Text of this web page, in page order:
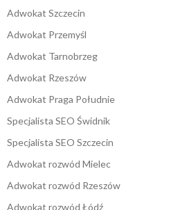
Adwokat Szczecin
Adwokat Przemyśl
Adwokat Tarnobrzeg
Adwokat Rzeszów
Adwokat Praga Południe
Specjalista SEO Świdnik
Specjalista SEO Szczecin
Adwokat rozwód Mielec
Adwokat rozwód Rzeszów
Adwokat rozwód Łódź